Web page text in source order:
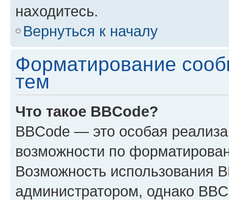
находитесь.
Вернуться к началу
Форматирование
тем
Что такое BBCode?
BBCode — это особая
возможности по
Возможность использования
администратором, однако